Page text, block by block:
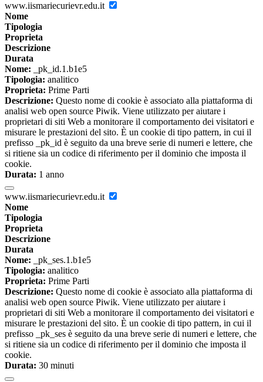
www.iismariecurievr.edu.it
Nome
Tipologia
Proprieta
Descrizione
Durata
Nome: _pk_id.1.b1e5
Tipologia: analitico
Proprieta: Prime Parti
Descrizione: Questo nome di cookie è associato alla piattaforma di
analisi web open source Piwik. Viene utilizzato per aiutare i
proprietari di siti Web a monitorare il comportamento dei visitatori e
misurare le prestazioni del sito. È un cookie di tipo pattern, in cui il
prefisso _pk_id è seguito da una breve serie di numeri e lettere, che
si ritiene sia un codice di riferimento per il dominio che imposta il
cookie.
Durata: 1 anno
www.iismariecurievr.edu.it
Nome
Tipologia
Proprieta
Descrizione
Durata
Nome: _pk_ses.1.b1e5
Tipologia: analitico
Proprieta: Prime Parti
Descrizione: Questo nome di cookie è associato alla piattaforma di
analisi web open source Piwik. Viene utilizzato per aiutare i
proprietari di siti Web a monitorare il comportamento dei visitatori e
misurare le prestazioni del sito. È un cookie di tipo pattern, in cui il
prefisso _pk_ses è seguito da una breve serie di numeri e lettere, che
si ritiene sia un codice di riferimento per il dominio che imposta il
cookie.
Durata: 30 minuti